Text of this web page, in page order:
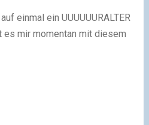
einmal ein UUUUUURALTER
es mir momentan mit diesem